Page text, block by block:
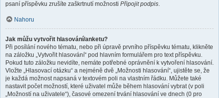
psaní příspěvku zrušíte zaškrtnutí možnosti Připojit podpis.
Nahoru
Jak můžu vytvořit hlasování/anketu?
Při posílání nového tématu, nebo při úpravě prvního příspěvku tématu, klikněte
na záložku „Vytvořit hlasování“ pod hlavním formulářem pro text příspěvku.
Pokud tuto záložku nevidíte, nemáte potřebné oprávnění k vytvoření hlasování.
Vložte „Hlasovací otázku“ a nejméně dvě „Možnosti hlasování“, ujistěte se, že
je každá možnost napsaná v textovém poli na vlastním řádku. Můžete také
nastavit počet možností, které uživatel může během hlasování vybrat (v poli
„Možností na uživatele“), časové omezení trvání hlasování ve dnech (0 pro